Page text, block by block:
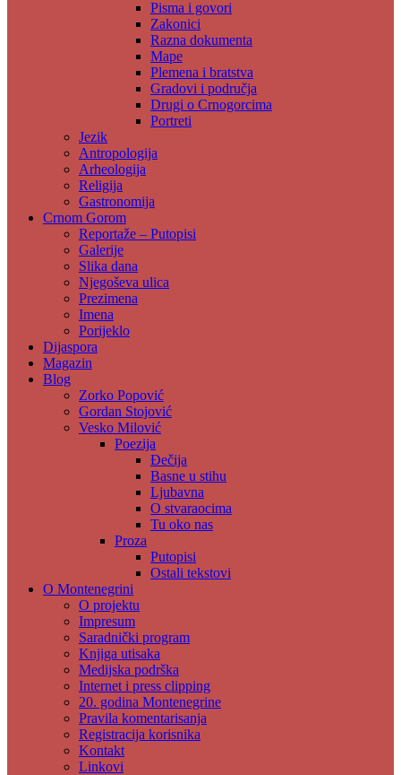
Pisma i govori
Zakonici
Razna dokumenta
Mape
Plemena i bratstva
Gradovi i područja
Drugi o Crnogorcima
Portreti
Jezik
Antropologija
Arheologija
Religija
Gastronomija
Crnom Gorom
Reportaže – Putopisi
Galerije
Slika dana
Njegoševa ulica
Prezimena
Imena
Porijeklo
Dijaspora
Magazin
Blog
Zorko Popović
Gordan Stojović
Vesko Milović
Poezija
Đečija
Basne u stihu
Ljubavna
O stvaraocima
Tu oko nas
Proza
Putopisi
Ostali tekstovi
O Montenegrini
O projektu
Impresum
Saradnički program
Knjiga utisaka
Medijska podrška
Internet i press clipping
20. godina Montenegrine
Pravila komentarisanja
Registracija korisnika
Kontakt
Linkovi